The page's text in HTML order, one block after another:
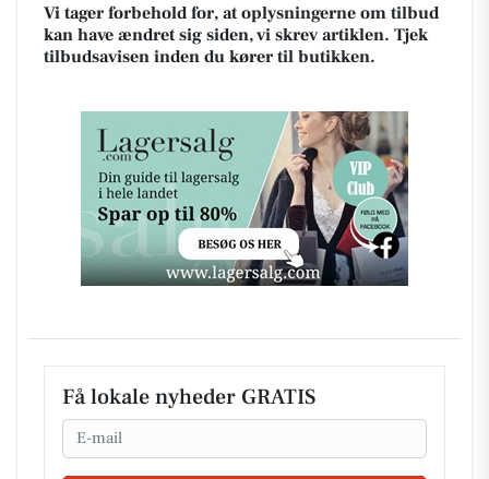
Vi tager forbehold for, at oplysningerne om tilbud
kan have ændret sig siden, vi skrev artiklen. Tjek
tilbudsavisen inden du kører til butikken.
Få lokale nyheder GRATIS
Email